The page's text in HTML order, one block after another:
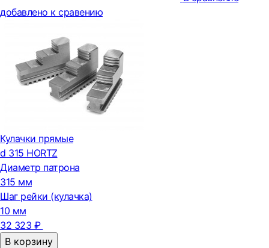
добавлено к сравению
Кулачки прямые
d 315 HORTZ
Диаметр патрона
315 мм
Шаг рейки (кулачка)
10 мм
32 323 ₽
В корзину